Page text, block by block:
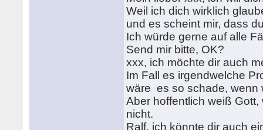
Weil ich dich wirklich
und es scheint mir, dass
Ich würde gerne auf alle
Send mir bitte, OK?
xxx, ich möchte dir auch
Im Fall es irgendwelche
wäre es so schade, wenn
Aber hoffentlich weiß
nicht.
Ralf, ich könnte dir auch